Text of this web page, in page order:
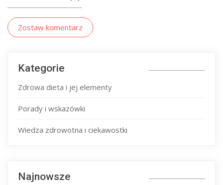
Zostaw komentarz
Kategorie
Zdrowa dieta i jej elementy
Porady i wskazówki
Wiedza zdrowotna i ciekawostki
Najnowsze